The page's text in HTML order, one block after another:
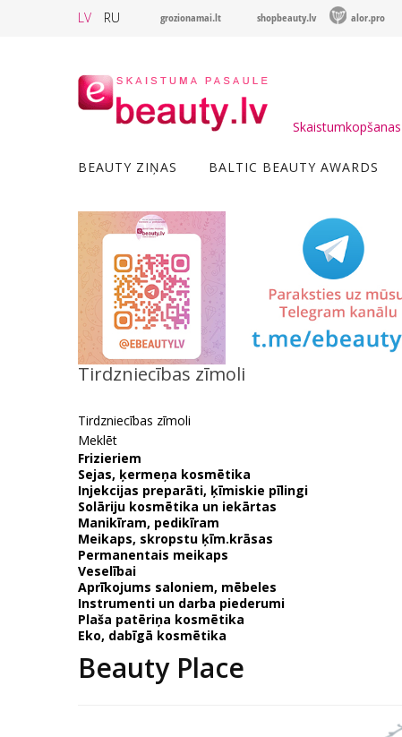
LV RU grozionamai.lt shopbeauty.lv alor.pro
BEAUTY ZIŅAS BALTIC BEAUTY AWARDS
Tirdzniecības zīmoli
Tirdzniecības zīmoli
Meklēt
Frizieriem
Sejas, ķermeņa kosmētika
Injekcijas preparāti, ķīmiskie pīlingi
Solāriju kosmētika un iekārtas
Manikīram, pedikīram
Meikaps, skropstu ķīm.krāsas
Permanentais meikaps
Veselībai
Aprīkojums saloniem, mēbeles
Instrumenti un darba piederumi
Plaša patēriņa kosmētika
Eko, dabīgā kosmētika
Beauty Place